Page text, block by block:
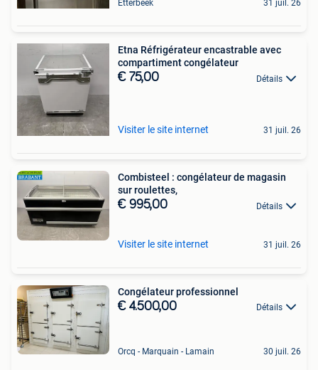
Etterbeek 31 juil. 26
Etna Réfrigérateur encastrable avec
compartiment congélateur
€ 75,00 Détails
Visiter le site internet 31 juil. 26
Combisteel : congélateur de magasin
sur roulettes,
€ 995,00 Détails
Visiter le site internet 31 juil. 26
Congélateur professionnel
€ 4.500,00 Détails
Orcq - Marquain - Lamain 30 juil. 26